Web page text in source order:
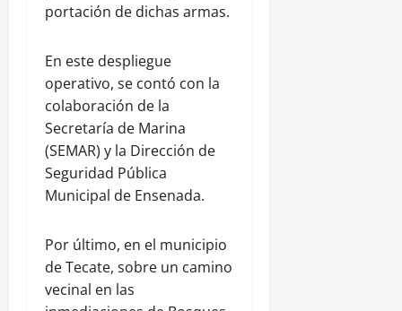
portación de dichas armas.
En este despliegue
operativo, se contó con la
colaboración de la
Secretaría de Marina
(SEMAR) y la Dirección de
Seguridad Pública
Municipal de Ensenada.
Por último, en el municipio
de Tecate, sobre un camino
vecinal en las